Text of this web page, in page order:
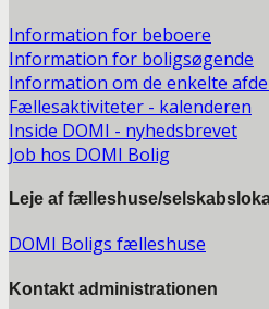
Information for beboere
Information for boligsøgende
Information om de enkelte
Fællesaktiviteter - kalenderen
Inside DOMI - nyhedsbrevet
Job hos DOMI Bolig
Leje af fælleshuse/
DOMI Boligs fælleshuse
Kontakt administrationen